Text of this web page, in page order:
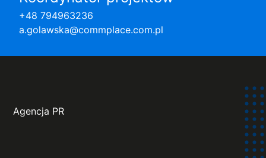
+48 794963236
a.golawska@commplace.com.pl
Agencja PR